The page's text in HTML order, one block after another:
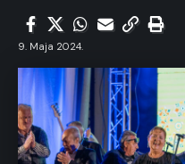
9. Maja 2024.